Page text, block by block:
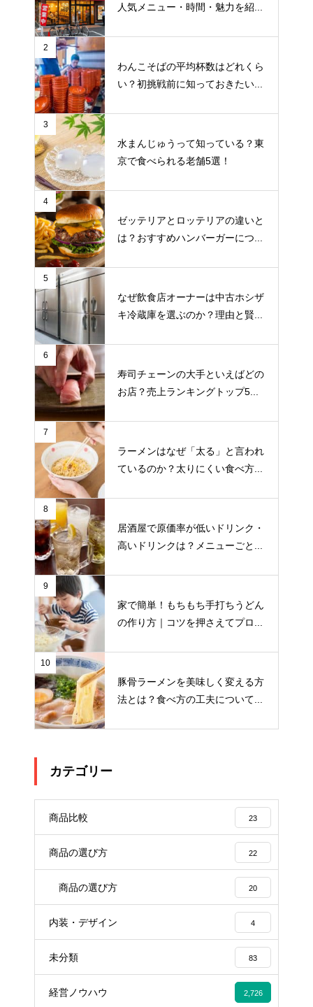
人気メニュー・時間・魅力を紹...
2
わんこそばの平均杯数はどれくら
い？初挑戦前に知っておきたい...
3
水まんじゅうって知っている？東
京で食べられる老舗5選！
4
ゼッテリアとロッテリアの違いと
は？おすすめハンバーガーにつ...
5
なぜ飲食店オーナーは中古ホシザ
キ冷蔵庫を選ぶのか？理由と賢...
6
寿司チェーンの大手といえばどの
お店？売上ランキングトップ5...
7
ラーメンはなぜ「太る」と言われ
ているのか？太りにくい食べ方...
8
居酒屋で原価率が低いドリンク・
高いドリンクは？メニューごと...
9
家で簡単！もちもち手打ちうどん
の作り方｜コツを押さえてプロ...
10
豚骨ラーメンを美味しく変える方
法とは？食べ方の工夫について...
カテゴリー
商品比較 23
商品の選び方 22
商品の選び方 20
内装・デザイン 4
未分類 83
経営ノウハウ 2,726